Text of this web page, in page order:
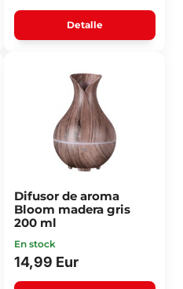
Detalle
Difusor de aroma
Bloom madera gris
200 ml
En stock
14,99 Eur